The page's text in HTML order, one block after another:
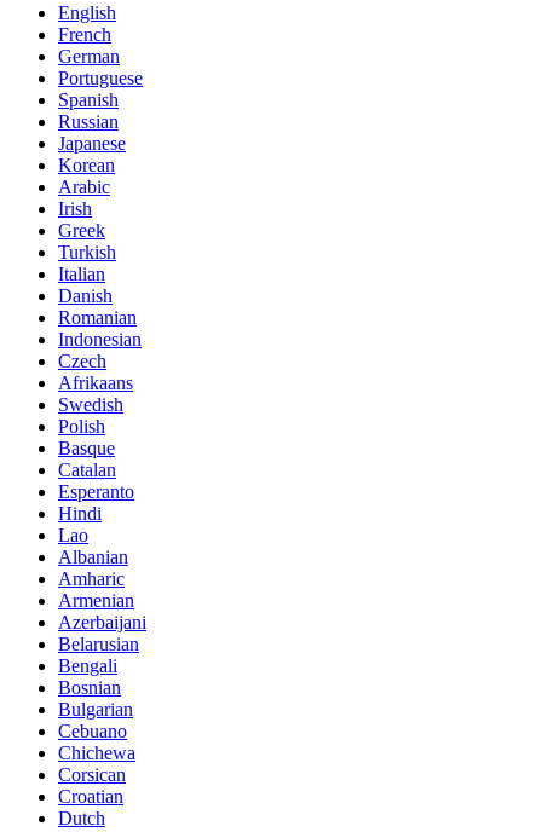
English
French
German
Portuguese
Spanish
Russian
Japanese
Korean
Arabic
Irish
Greek
Turkish
Italian
Danish
Romanian
Indonesian
Czech
Afrikaans
Swedish
Polish
Basque
Catalan
Esperanto
Hindi
Lao
Albanian
Amharic
Armenian
Azerbaijani
Belarusian
Bengali
Bosnian
Bulgarian
Cebuano
Chichewa
Corsican
Croatian
Dutch